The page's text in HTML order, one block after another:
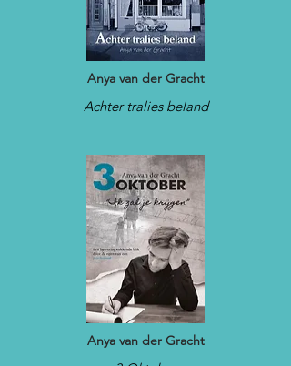
Anya van der Gracht
Achter tralies beland
Anya van der Gracht